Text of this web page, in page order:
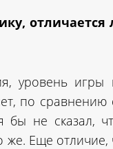
уровень
по сравнению
бы не сказал,
Еще